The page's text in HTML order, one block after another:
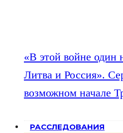
«В этой войне один
Литва и Россия».
возможном начале
РАССЛЕДОВАНИЯ